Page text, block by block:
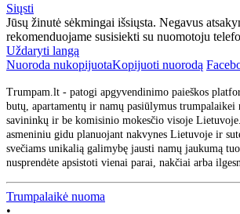
Siųsti
Jūsų žinutė sėkmingai išsiųsta. Negavus
rekomenduojame susisiekti su nuomotoju
Uždaryti langą
Nuoroda nukopijuotaKopijuoti nuorodą
Trumpam.lt - patogi apgyvendinimo paieškos
butų, apartamentų ir namų pasiūlymus
savininkų ir be komisinio mokesčio visoje
asmeniniu gidu planuojant nakvynes Lietuvoje ir
svečiams unikalią galimybę jausti namų jaukumą
nusprendėte apsistoti vienai parai, nakčiai arba
Trumpalaikė nuoma
•